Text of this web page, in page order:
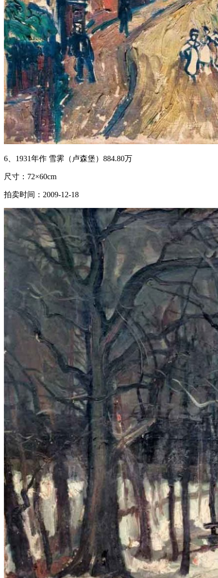
6、1931年作 雪霁（卢森堡）884.80万
尺寸：72×60cm
拍卖时间：2009-12-18